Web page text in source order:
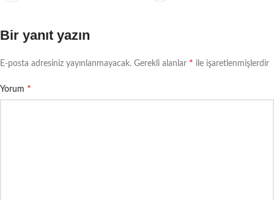
Bir yanıt yazın
E-posta adresiniz yayınlanmayacak. Gerekli alanlar * ile işaretlenmişlerdir
Yorum *